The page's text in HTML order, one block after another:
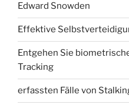
Edward Snowden
Effektive
Entgehen Sie
Tracking
erfassten Fälle von